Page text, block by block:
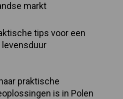
markt
tips voor een
levensduur
praktische
is in Polen